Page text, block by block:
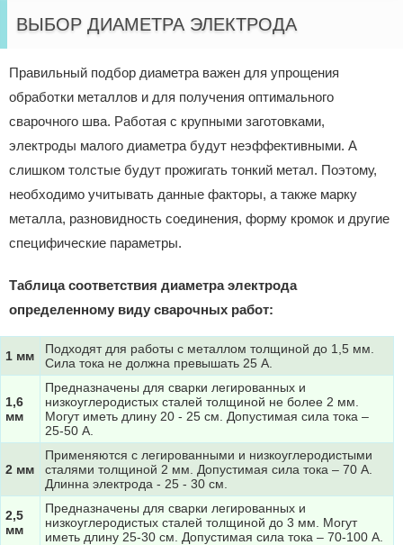
ВЫБОР ДИАМЕТРА ЭЛЕКТРОДА
Правильный подбор диаметра важен для упрощения
обработки металлов и для получения оптимального
сварочного шва. Работая с крупными заготовками,
электроды малого диаметра будут неэффективными. А
слишком толстые будут прожигать тонкий метал. Поэтому,
необходимо учитывать данные факторы, а также марку
металла, разновидность соединения, форму кромок и другие
специфические параметры.
Таблица соответствия диаметра электрода
определенному виду сварочных работ:
1 мм
Подходят для работы с металлом толщиной до 1,5 мм.
Сила тока не должна превышать 25 А.
1,6
мм
Предназначены для сварки легированных и
низкоуглеродистых сталей толщиной не более 2 мм.
Могут иметь длину 20 - 25 см. Допустимая сила тока –
25-50 А.
2 мм
Применяются с легированными и низкоуглеродистыми
сталями толщиной 2 мм. Допустимая сила тока – 70 А.
Длинна электрода - 25 - 30 см.
2,5
мм
Предназначены для сварки легированных и
низкоуглеродистых сталей толщиной до 3 мм. Могут
иметь длину 25-30 см. Допустимая сила тока – 70-100 А.